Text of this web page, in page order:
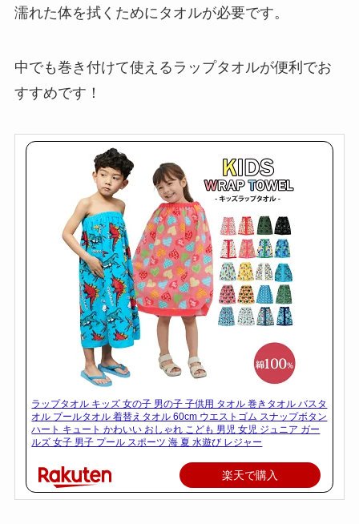
濡れた体を拭くためにタオルが必要です。
中でも巻き付けて使えるラップタオルが便利でお
すすめです！
ラップタオル キッズ 女の子 男の子 子供用 タオル 巻きタオル バスタ
オル プールタオル 着替えタオル 60cm ウエストゴム スナップボタン
ハート キュート かわいい おしゃれ こども 男児 女児 ジュニア ガー
ルズ 女子 男子 プール スポーツ 海 夏 水遊び レジャー
楽天で購入